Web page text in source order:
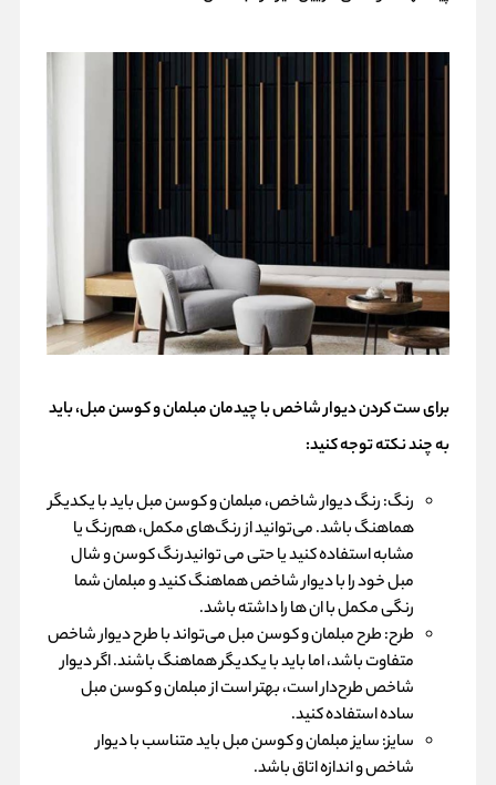
برای ست کردن دیوار شاخص با چیدمان مبلمان وکوسنمبل، باید
به چند نکته توجه کنید:
رنگ: رنگ دیوار شاخص، مبلمان و کوسن مبل باید با یکدیگر
هماهنگ باشد. می‌توانید از رنگ‌های مکمل، هم‌رنگ یا
مشابه استفاده کنید یا حتی می توانیدرنگ کوسن وشال
مبلخود را با دیوار شاخص هماهنگ کنید و مبلمان شما
رنگی مکمل با ان ها را داشته باشد.
طرح: طرح مبلمان و کوسن مبل می‌تواند با طرح دیوار شاخص
متفاوت باشد، اما باید با یکدیگر هماهنگ باشند. اگر دیوار
شاخص طرح‌دار است، بهتر است از مبلمان و کوسن مبل
ساده استفاده کنید.
سایز: سایز مبلمان و کوسن مبل باید متناسب با دیوار
شاخص و اندازه اتاق باشد.